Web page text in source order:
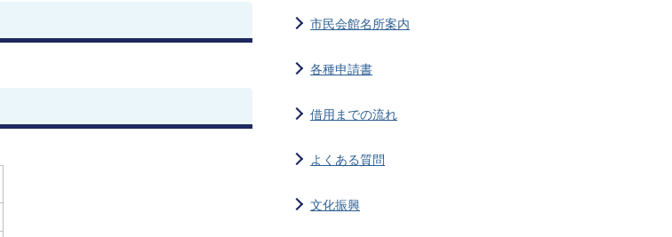
市民会館名所案内
各種申請書
借用までの流れ
よくある質問
文化振興